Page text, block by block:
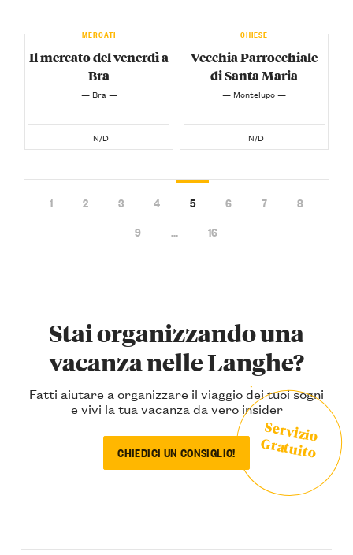
MERCATI
Il mercato del venerdì a
Bra
— Bra —
N/D
CHIESE
Vecchia Parrocchiale
di Santa Maria
— Montelupo —
N/D
1 2 3 4 5 6 7
8
9
… 16
Stai organizzando una
vacanza nelle Langhe?
Fatti aiutare a organizzare il viaggio dei tuoi sogni
e vivi la tua vacanza da vero insider
CHIEDICI UN CONSIGLIO!
Servizio
Gratuito